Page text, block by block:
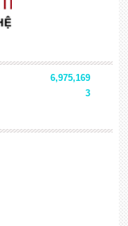
6,975,169
3